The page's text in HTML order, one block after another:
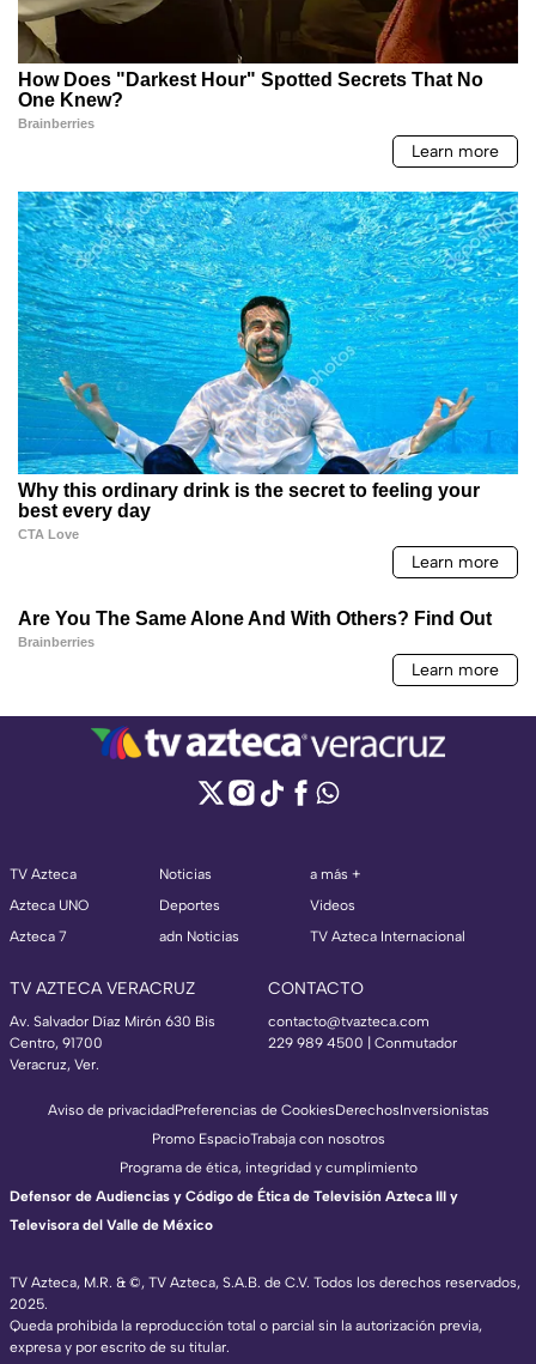
TV Azteca
Azteca UNO
Azteca 7
Noticias
Deportes
adn Noticias
a más +
Videos
TV Azteca Internacional
TV AZTECA VERACRUZ
Av. Salvador Díaz Mirón 630 Bis
Centro, 91700
Veracruz, Ver.
CONTACTO
contacto@tvazteca.com
229 989 4500 | Conmutador
TV Azteca, M.R. & ©, TV Azteca, S.A.B. de C.V. Todos los derechos reservados,
2025.
Queda prohibida la reproducción total o parcial sin la autorización previa,
expresa y por escrito de su titular.
Aviso de privacidadPreferencias de CookiesDerechosInversionistas
Promo EspacioTrabaja con nosotros
Programa de ética, integridad y cumplimiento
Defensor de Audiencias y Código de Ética de Televisión Azteca III y
Televisora del Valle de México